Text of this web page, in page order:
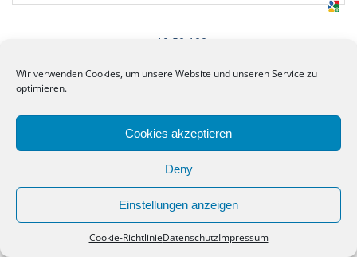
Wir verwenden Cookies, um unsere Website und unseren Service zu
optimieren.
Cookies akzeptieren
Deny
Einstellungen anzeigen
Cookie-RichtlinieDatenschutzImpressum
10 50 100
Anne-Frank-Schule Meppen